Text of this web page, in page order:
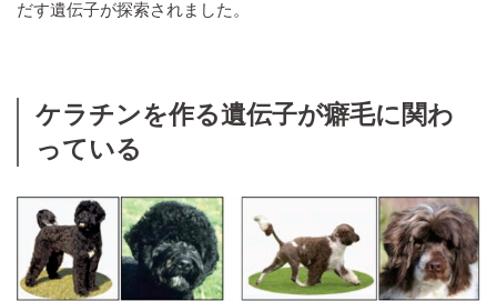
だす遺伝子が探索されました。
ケラチンを作る遺伝子が癖毛に関わ
っている